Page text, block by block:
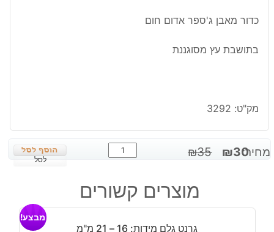
כדור מאבן ג'ספר אדום חום
בתושבת עץ מסוגננת
מק"ט: 3292
מחיר: ₪35
המחיר
₪30
המחיר
כמות
של
מאבן
ג'ספר
לסל
מוצרים קשורים
גרנט גלם מידות: 16 – 21 מ"מ
מבצע!